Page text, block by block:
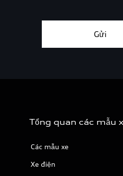
Tổng quan các mẫu
Các mẫu xe
Xe điện